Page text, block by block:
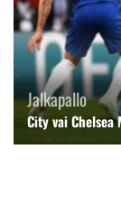
Jalkapallo
City vai